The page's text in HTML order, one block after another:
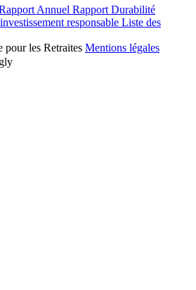
Annuel Rapport Durabilité
responsable Liste des
pour les Retraites Mentions légales